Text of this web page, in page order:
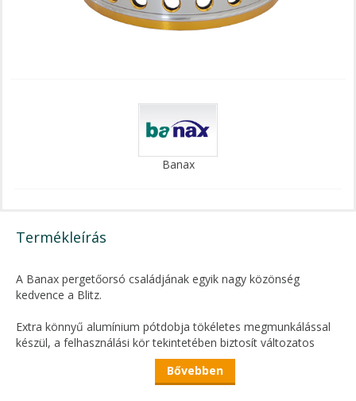
Banax
Termékleírás
A Banax pergetőorsó családjának egyik nagy közönség
kedvence a Blitz.
Extra könnyű alumínium pótdobja tökéletes megmunkálással
készül, a felhasználási kör tekintetében biztosít változatos
lehetőséget egy, vagy több pótdob beszerzésre.
Kedvező áron vásárolhatjuk meg, így többféle
Bővebben